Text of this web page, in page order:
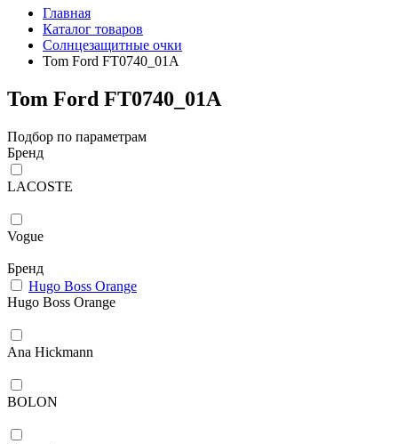
Главная
Каталог товаров
Солнцезащитные очки
Tom Ford FT0740_01A
Tom Ford FT0740_01A
Подбор по параметрам
Бренд
LACOSTE
Vogue
Бренд
Hugo Boss Orange
Hugo Boss Orange
Ana Hickmann
BOLON